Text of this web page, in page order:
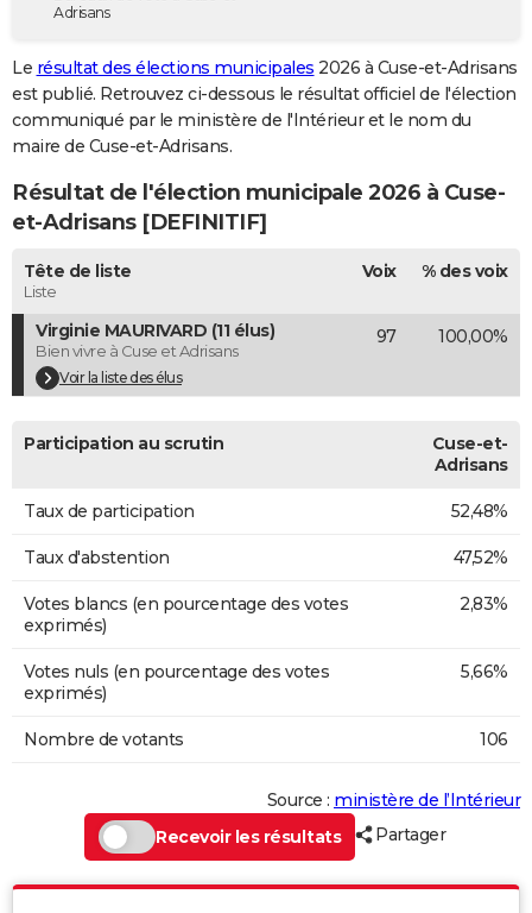
Destinations
City break
Voyage nature
Voyage de noces
Forum
GUIDES D'ACHAT
BONS PLANS
Carte de Noël
Carte Bonne année
Carte Saint-Valentin
Carte Pâques
Carte d'anniversaire
DICTIONNAIRE
Dictionnaire
Biographies
Citations
Expressions
Proverbes
PROGRAMME TV
COPAINS D'AVANT
S'inscrire
Se connecter
Lycées
Collèges
Primaires
Universités
Entreprises
Service militaire
Avis de recherche
AVIS DE DÉCÈS
Bricolage
Television
Adrisans
Le résultat des élections municipales 2026 à Cuse-et-Adrisans
est publié. Retrouvez ci-dessous le résultat officiel de l'élection
communiqué par le ministère de l'Intérieur et le nom du
maire de Cuse-et-Adrisans.
Résultat de l'élection municipale 2026 à Cuse-
et-Adrisans [DEFINITIF]
Tête de liste
Liste
Voix % des voix
Virginie MAURIVARD (11 élus)
Bien vivre à Cuse et Adrisans
Voir la liste des élus
97 100,00%
Participation au scrutin
Cuse-et-
Adrisans
Taux de participation 52,48%
Taux d'abstention 47,52%
Votes blancs (en pourcentage des votes
exprimés)
2,83%
Votes nuls (en pourcentage des votes
exprimés)
5,66%
Nombre de votants 106
Source : ministère de l’Intérieur
Recevoir les résultats
Partager